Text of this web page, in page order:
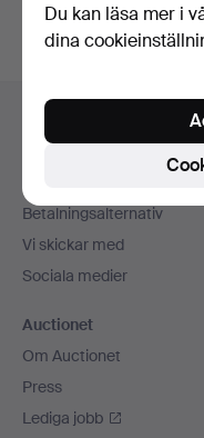
Betalningsalternativ
Vi skickar med
Sociala medier
Auctionet
Om Auctionet
Press
Lediga jobb
Du kan läsa mer i
dina